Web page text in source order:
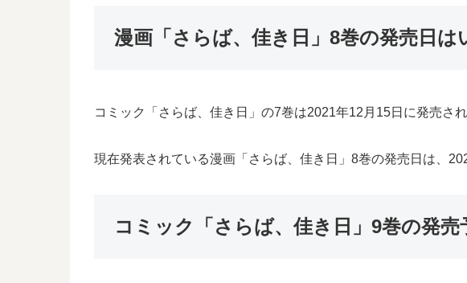
漫画「さらば、佳き日」8巻の発売日は
コミック「さらば、佳き日」の7巻は2021年12月15日に発売さ
現在発表されている漫画「さらば、佳き日」8巻の発売日は、
コミック「さらば、佳き日」9巻の発売